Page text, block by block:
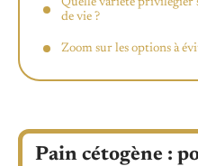
Quelle variété privilégier
de vie ?
Zoom sur les options à
Pain cétogène :